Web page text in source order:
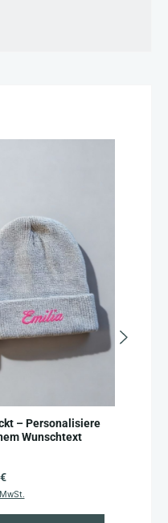
– Personalisiere
Wunschtext
Preis: